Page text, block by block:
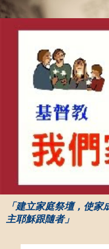
「建立家庭祭壇，使
主耶穌跟隨者」